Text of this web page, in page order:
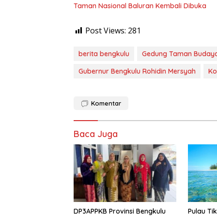
Taman Nasional Baluran Kembali Dibuka
Post Views: 281
berita bengkulu
Gedung Taman
Gubernur Bengkulu Rohidin Mersyah
Komentar
Baca Juga
DP3APPKB Provinsi Bengkulu
Pulau